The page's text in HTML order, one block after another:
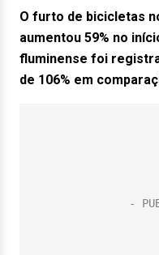
O furto de bicicletas
aumentou 59% no
fluminense foi
de 106% em